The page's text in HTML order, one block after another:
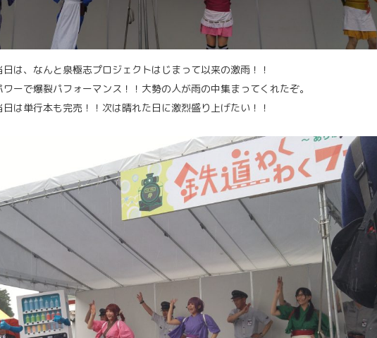
日は、なんと泉極志プロジェクトはじまって以来の激雨！！
ワーで爆裂パフォーマンス！！大勢の人が雨の中集まってくれたぞ。
日は単行本も完売！！次は晴れた日に激烈盛り上げたい！！